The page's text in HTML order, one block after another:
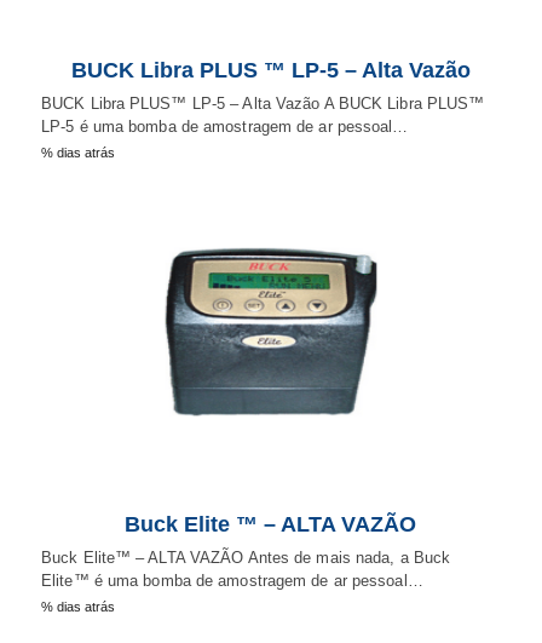
BUCK Libra PLUS ™ LP-5 – Alta Vazão
BUCK Libra PLUS™ LP-5 – Alta Vazão A BUCK Libra PLUS™
LP-5 é uma bomba de amostragem de ar pessoal…
% dias atrás
Buck Elite ™ – ALTA VAZÃO
Buck Elite™ – ALTA VAZÃO Antes de mais nada, a Buck
Elite™ é uma bomba de amostragem de ar pessoal…
% dias atrás